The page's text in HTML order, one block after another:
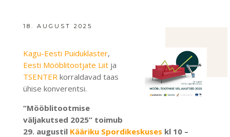
18. AUGUST 2025
Kagu-Eesti Puiduklaster,
Eesti Mööblitootjate Liitja
TSENTER korraldavad taas
ühise konverentsi.
“Mööblitootmise
väljakutsed 2025” toimub
29. augustil Kääriku Spordikeskuses kl 10 –